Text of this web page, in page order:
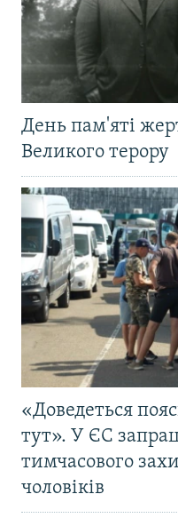
День пам'яті
Великого терору
«Доведеться
тут». У ЄС
тимчасового
чоловіків